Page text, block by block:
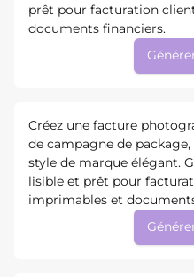
prêt pour facturation
documents financiers.
Créez une facture
de campagne de
style de marque élégant.
lisible et prêt pour
imprimables et